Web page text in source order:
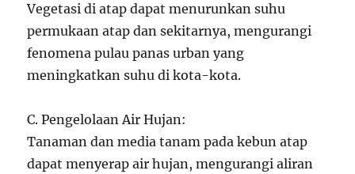
Vegetasi di atap dapat menurunkan suhu
permukaan atap dan sekitarnya, mengurangi
fenomena pulau panas urban yang
meningkatkan suhu di kota-kota.
C. Pengelolaan Air Hujan:
Tanaman dan media tanam pada kebun atap
dapat menyerap air hujan, mengurangi aliran